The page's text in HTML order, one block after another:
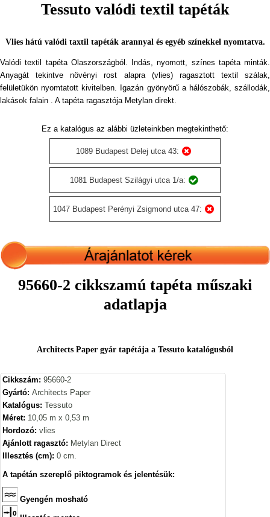
Tessuto valódi textil tapéták
Vlies hátú valódi taxtil tapéták arannyal és egyéb színekkel nyomtatva.
Valódi textil tapéta Olaszországból. Indás, nyomott, színes tapéta minták.
Anyagát tekintve növényi rost alapra (vlies) ragasztott textil szálak,
felületükön nyomtatott kivitelben. Igazán gyönyörű a hálószobák, szállodák,
lakások falain . A tapéta ragasztója Metylan direkt.
Ez a katalógus az alábbi üzleteinkben megtekinthető:
1089 Budapest Delej utca 43:
1081 Budapest Szilágyi utca 1/a:
1047 Budapest Perényi Zsigmond utca 47:
95660-2 cikkszamú tapéta műszaki
adatlapja
Architects Paper gyár tapétája a Tessuto katalógusból
Cikkszám: 95660-2
Gyártó: Architects Paper
Katalógus: Tessuto
Méret: 10,05 m x 0,53 m
Hordozó: vlies
Ajánlott ragasztó: Metylan Direct
Illesztés (cm): 0 cm.
A tapétán szereplő piktogramok és jelentésük:
Gyengén mosható